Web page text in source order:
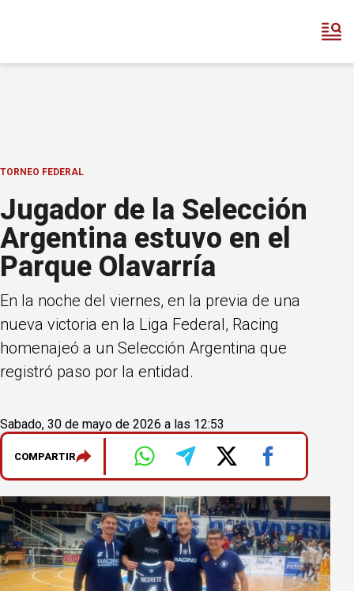
TORNEO FEDERAL
Jugador de la Selección
Argentina estuvo en el
Parque Olavarría
En la noche del viernes, en la previa de una
nueva victoria en la Liga Federal, Racing
homenajeó a un Selección Argentina que
registró paso por la entidad.
Sabado, 30 de mayo de 2026 a las 12:53
COMPARTIR